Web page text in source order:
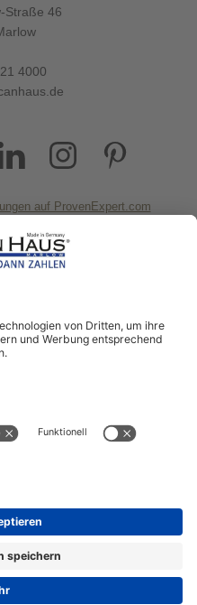
Straße 46
4000
auf ProvenExpert.com
um ScanHaus &
neue Artikel
ANMELDEN